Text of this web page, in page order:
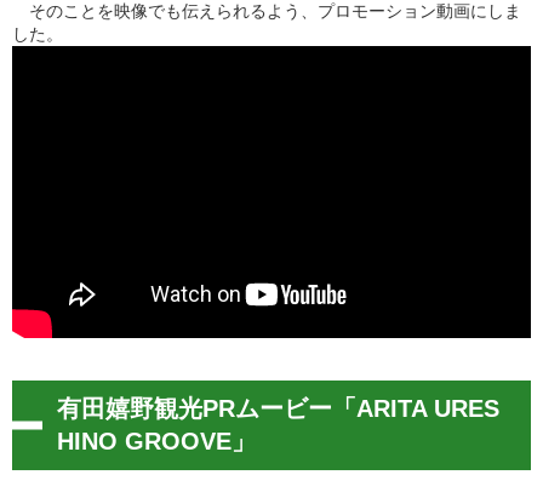
そのことを映像でも伝えられるよう、プロモーション動画にしま
した。
有田嬉野観光PRムービー「ARITA URES
HINO GROOVE」